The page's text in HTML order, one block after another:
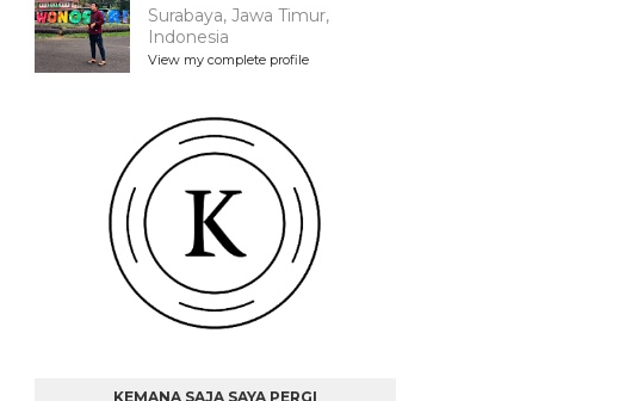
Surabaya, Jawa Timur,
Indonesia
View my complete profile
KEMANA SAJA SAYA PERGI